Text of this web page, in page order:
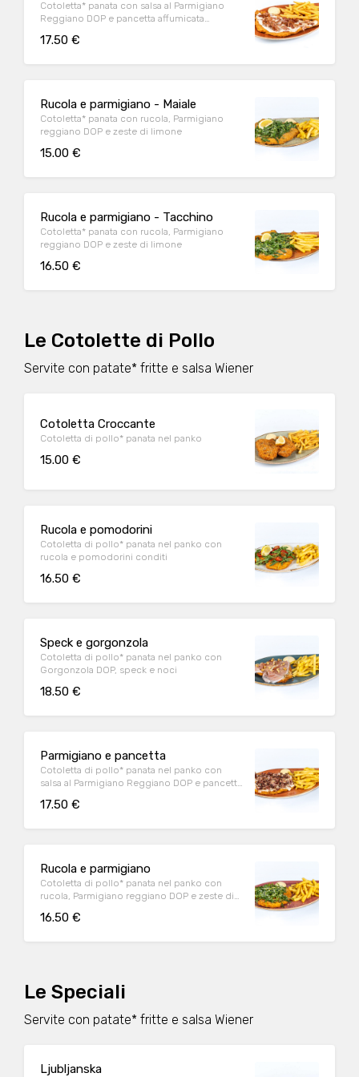
Cotoletta* panata con salsa al Parmigiano
Reggiano DOP e pancetta affumicata
17.50 €
Rucola e parmigiano - Maiale
Cotoletta* panata con rucola, Parmigiano
reggiano DOP e zeste di limone
15.00 €
Rucola e parmigiano - Tacchino
Cotoletta* panata con rucola, Parmigiano
reggiano DOP e zeste di limone
16.50 €
Le Cotolette di Pollo
Servite con patate* fritte e salsa Wiener
Cotoletta Croccante
Cotoletta di pollo* panata nel panko
15.00 €
Rucola e pomodorini
Cotoletta di pollo* panata nel panko con
rucola e pomodorini conditi
16.50 €
Speck e gorgonzola
Cotoletta di pollo* panata nel panko con
Gorgonzola DOP, speck e noci
18.50 €
Parmigiano e pancetta
Cotoletta di pollo* panata nel panko con
salsa al Parmigiano Reggiano DOP e pancetta
17.50 €
Rucola e parmigiano
Cotoletta di pollo* panata nel panko con
rucola, Parmigiano reggiano DOP e zeste di
16.50 €
Le Speciali
Servite con patate* fritte e salsa Wiener
Ljubljanska